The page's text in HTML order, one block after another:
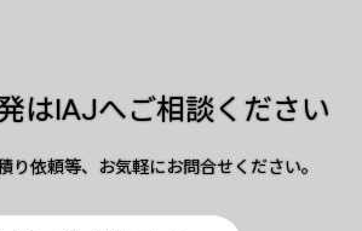
はIAJへご相談ください
り依頼等、お気軽にお問合せください。